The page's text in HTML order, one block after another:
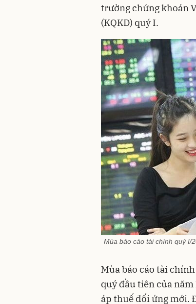
trường chứng khoán
(KQKD) quý I.
Mùa báo cáo tài chính quý I/
Mùa báo cáo tài
quý đầu tiên của
áp thuế đối ứng mới.